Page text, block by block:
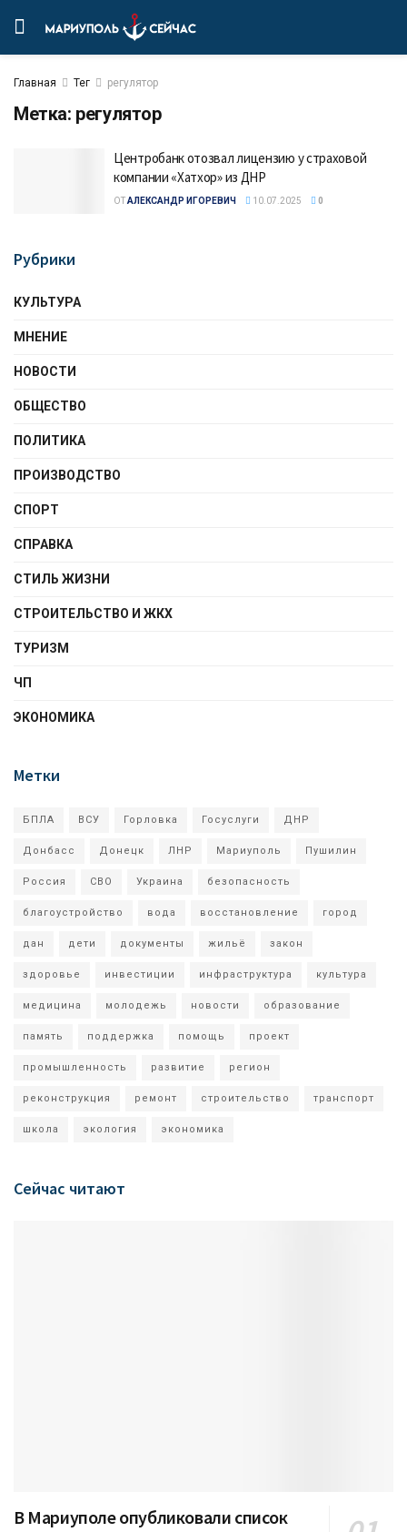
Главная Тег регулятор
Метка: регулятор
Центробанк отозвал лицензию у страховой
компании «Хатхор» из ДНР
ОТАЛЕКСАНДР ИГОРЕВИЧ 10.07.2025 0
Рубрики
КУЛЬТУРА
МНЕНИЕ
НОВОСТИ
ОБЩЕСТВО
ПОЛИТИКА
ПРОИЗВОДСТВО
СПОРТ
СПРАВКА
СТИЛЬ ЖИЗНИ
СТРОИТЕЛЬСТВО И ЖКХ
ТУРИЗМ
ЧП
ЭКОНОМИКА
Метки
БПЛА ВСУ Горловка Госуслуги ДНР
Донбасс Донецк ЛНР Мариуполь Пушилин
Россия СВО Украина безопасность
благоустройство вода восстановление город
дан дети документы жильё закон
здоровье инвестиции инфраструктура культура
медицина молодежь новости образование
память поддержка помощь проект
промышленность развитие регион
реконструкция ремонт строительство транспорт
школа экология экономика
Сейчас читают
В Мариуполе опубликовали список